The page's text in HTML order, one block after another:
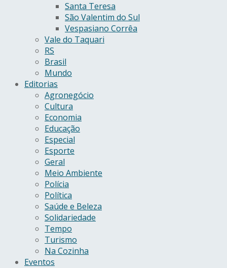
Santa Teresa
São Valentim do Sul
Vespasiano Corrêa
Vale do Taquari
RS
Brasil
Mundo
Editorias
Agronegócio
Cultura
Economia
Educação
Especial
Esporte
Geral
Meio Ambiente
Polícia
Política
Saúde e Beleza
Solidariedade
Tempo
Turismo
Na Cozinha
Eventos